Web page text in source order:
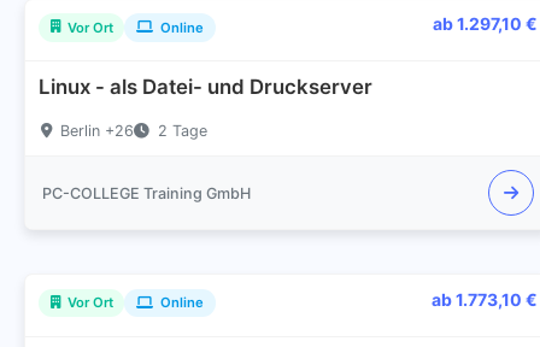
Vor Ort Online ab 1.297,10 €
Linux - als Datei- und Druckserver
Berlin +26 2 Tage
PC-COLLEGE Training GmbH
Vor Ort Online ab 1.773,10 €